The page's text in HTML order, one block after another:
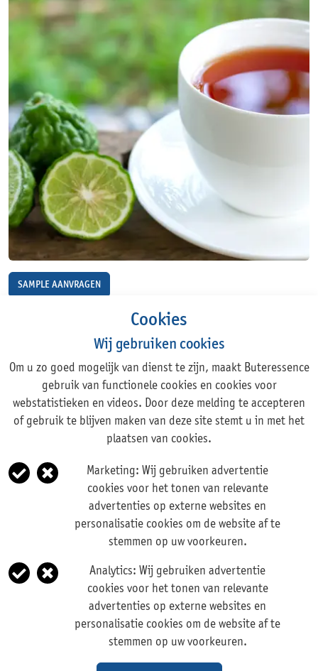
SAMPLE AANVRAGEN
Adres
Rechte Tocht 1, 1507 BZ ZAANDAM
+31 (0)75 631 44 11
info@buteressence.com
Verkoopvoorwaarden
Privacy verklaring
Cookies
Wij gebruiken cookies
Om u zo goed mogelijk van dienst te zijn, maakt Buteressence
gebruik van functionele cookies en cookies voor
webstatistieken en videos. Door deze melding te accepteren
of gebruik te blijven maken van deze site stemt u in met het
plaatsen van cookies.
Marketing:Wij gebruiken advertentie
cookies voor het tonen van relevante
advertenties op externe websites en
personalisatie cookies om de website af te
stemmen op uw voorkeuren.
Analytics:Wij gebruiken advertentie
cookies voor het tonen van relevante
advertenties op externe websites en
personalisatie cookies om de website af te
stemmen op uw voorkeuren.